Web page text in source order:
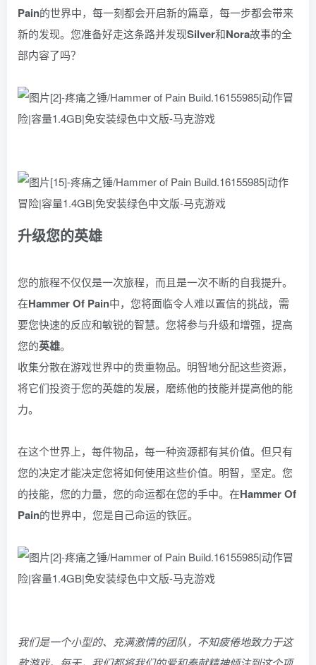
Pain的世界中，每一刻都会开启新的篇章，每一步都会带来
新的发现。您准备好走这条路并发现Silver和Nora故事的全
部内容了吗？
升级您的英雄
您的旅程不仅仅是一次旅程，而且是一次不断的自我提升。
在Hammer Of Pain中，您将面临令人难以置信的挑战，需
要您快速的反应和敏锐的智慧。您将参与升级和​​增强，提高
您的英雄。
收集分散在游戏世界中的贵重物品。明智地分配这些资源，
将它们投资于您的英雄的发展，磨练他的技能并提高他的能
力。
在这个世界上，每件物品，每一种资源都有其价值。但只有
您的决定才能决定您将如何使用这些价值。明智，坚定。您
的技能，您的力量，您的命运都在您的手中。在Hammer Of
Pain的世界中，您是自己命运的铁匠。
我们是一个小型的、充满激情的团队，不知疲倦地致力于这